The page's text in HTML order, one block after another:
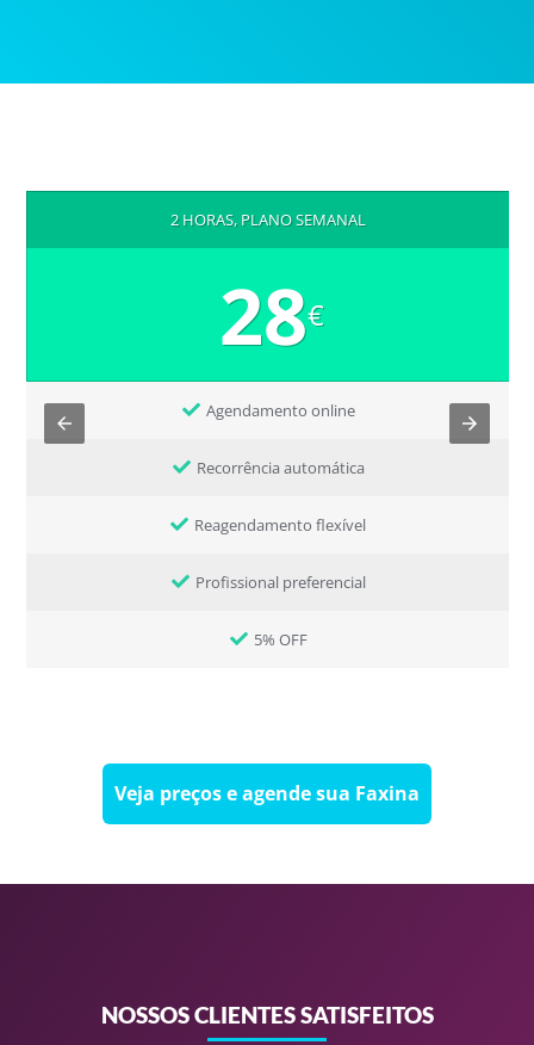
2 HORAS, PLANO SEMANAL
28€
Agendamento online
Recorrência automática
Reagendamento flexível
Profissional preferencial
5% OFF
Veja preços e agende sua Faxina
NOSSOS CLIENTES SATISFEITOS